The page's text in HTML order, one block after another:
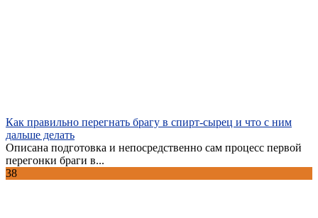
Как правильно перегнать брагу в спирт-сырец и что с ним
дальше делать
Описана подготовка и непосредственно сам процесс первой
перегонки браги в...
38